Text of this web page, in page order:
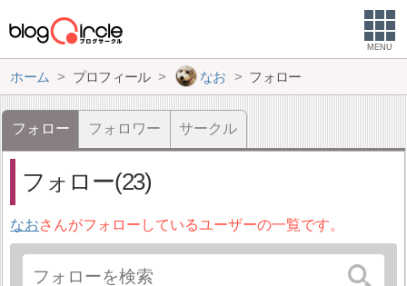
MENU
ホーム プロフィール なお フォロー
フォロー フォロワー サークル
フォロー(23)
なおさんがフォローしているユーザーの一覧です。